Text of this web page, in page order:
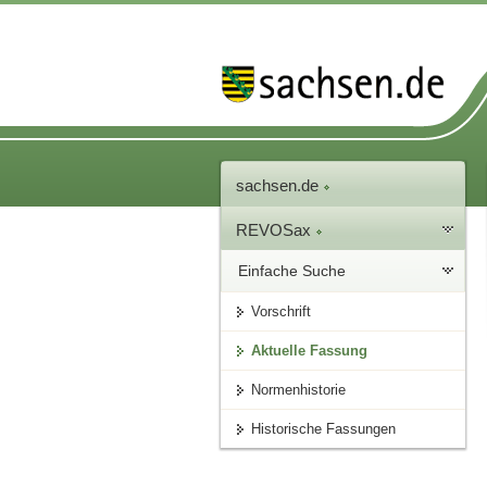
sachsen.de
REVOSax
Einfache Suche
Vorschrift
Aktuelle Fassung
Normenhistorie
Historische Fassungen